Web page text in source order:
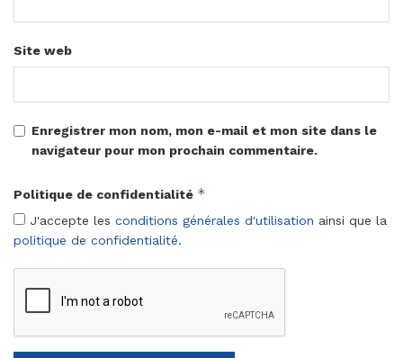
Site web
Enregistrer mon nom, mon e-mail et mon site dans le
navigateur pour mon prochain commentaire.
Politique de confidentialité *
J'accepte les conditions générales d'utilisation ainsi que la
politique de confidentialité.